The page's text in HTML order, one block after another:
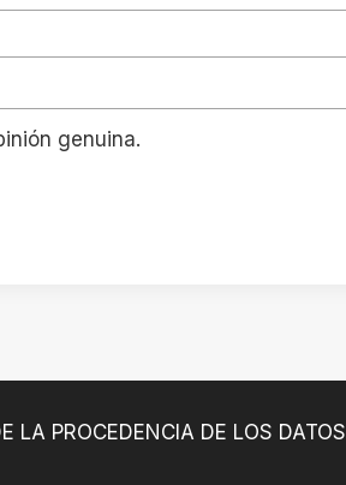
genuina.
LA PROCEDENCIA DE LOS DATOS